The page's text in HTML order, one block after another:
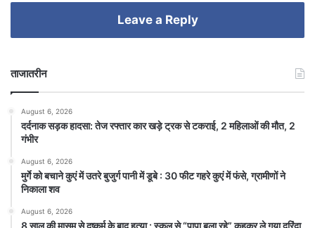
Leave a Reply
ताजातरीन
August 6, 2026
दर्दनाक सड़क हादसा: तेज रफ्तार कार खड़े ट्रक से टकराई, 2 महिलाओं की मौत, 2
गंभीर
August 6, 2026
मुर्गे को बचाने कुएं में उतरे बुजुर्ग पानी में डूबे : 30 फीट गहरे कुएं में फंसे, ग्रामीणों ने
निकाला शव
August 6, 2026
8 साल की मासूम से दुष्कर्म के बाद हत्या : स्कूल से “पापा बुला रहे” कहकर ले गया दरिंदा,